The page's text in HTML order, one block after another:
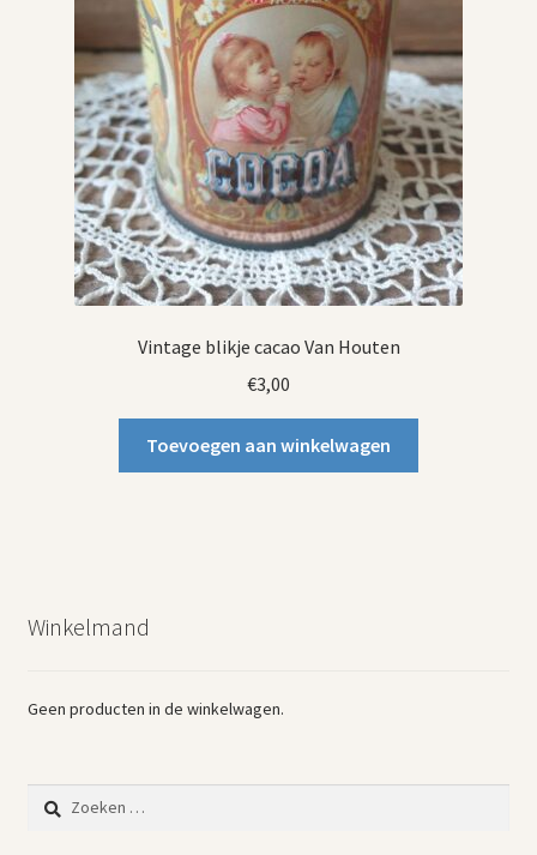
Vintage blikje cacao Van Houten
€3,00
Toevoegen aan winkelwagen
Winkelmand
Geen producten in de winkelwagen.
Zoeken
naar: